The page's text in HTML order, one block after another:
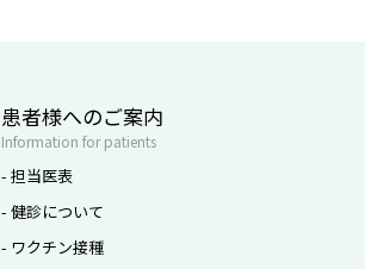
患者様へのご案内
Information for patients
- 担当医表
- 健診について
- ワクチン接種